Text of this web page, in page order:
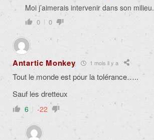
Moi j’aimerais intervenir dans son milieu.
0 0
Antartic Monkey 1 mois il y a
Tout le monde est pour la tolérance…..
Sauf les dretteux
6 -22